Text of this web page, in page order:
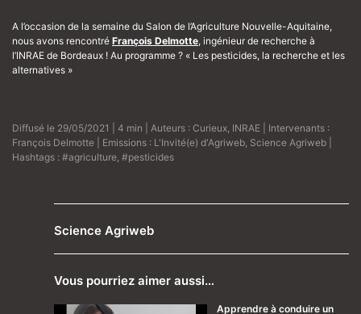
A l’occasion de la semaine du Salon de l’Agriculture Nouvelle-Aquitaine,
nous avons rencontré François Delmotte, ingénieur de recherche à
l’INRAE de Bordeaux ! Au programme ? « Les pesticides, la recherche et les
alternatives »
Diffusé le 29/05/2021 | 4 min | Auteurs : Curieux INRAE | Intervenants :
François Delmotte | Emissions : L'Invité(e) d'Agriweb Science Agriweb
Hashtags : #agriculture #pesticides
Science Agriweb
Vous pourriez aimer aussi…
Apprendre à conduire un